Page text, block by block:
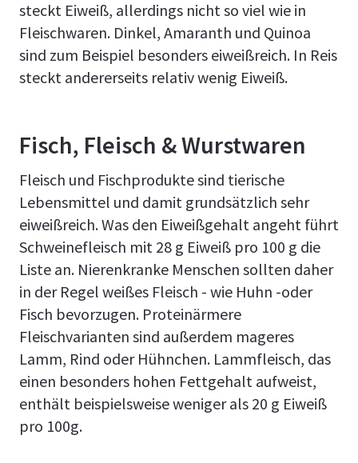
steckt Eiweiß, allerdings nicht so viel wie in
Fleischwaren. Dinkel, Amaranth und Quinoa
sind zum Beispiel besonders eiweißreich. In Reis
steckt andererseits relativ wenig Eiweiß.
Fisch, Fleisch & Wurstwaren
Fleisch und Fischprodukte sind tierische
Lebensmittel und damit grundsätzlich sehr
eiweißreich. Was den Eiweißgehalt angeht führt
Schweinefleisch mit 28 g Eiweiß pro 100 g die
Liste an. Nierenkranke Menschen sollten daher
in der Regel weißes Fleisch - wie Huhn -oder
Fisch bevorzugen. Proteinärmere
Fleischvarianten sind außerdem mageres
Lamm, Rind oder Hühnchen. Lammfleisch, das
einen besonders hohen Fettgehalt aufweist,
enthält beispielsweise weniger als 20 g Eiweiß
pro 100g.